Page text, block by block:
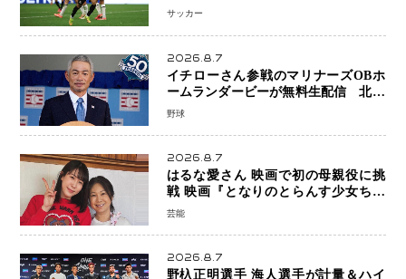
ーは「五大リーグ一強」から新時代へ
サッカー
2026.8.7
イチローさん参戦のマリナーズOBホ
ームランダービーが無料生配信 北米
ならではの“魅せる興行”に世界が注目
野球
2026.8.7
はるな愛さん 映画で初の母親役に挑
戦 映画『となりのとらんす少女ちゃ
ん』11月7日公開 未来の自分との対話
芸能
2026.8.7
野杁正明選手 海人選手が計量＆ハイ